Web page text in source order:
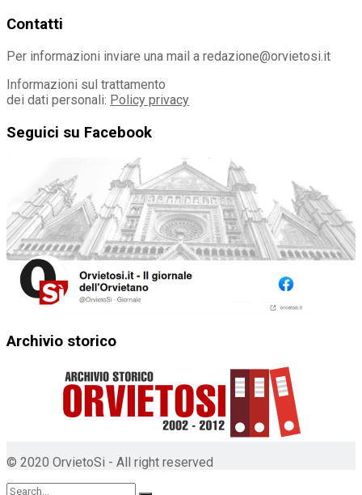
Contatti
Per informazioni inviare una mail a redazione@orvietosi.it
Informazioni sul trattamento
dei dati personali: Policy privacy
Seguici su Facebook
Archivio storico
© 2020 OrvietoSi - All right reserved